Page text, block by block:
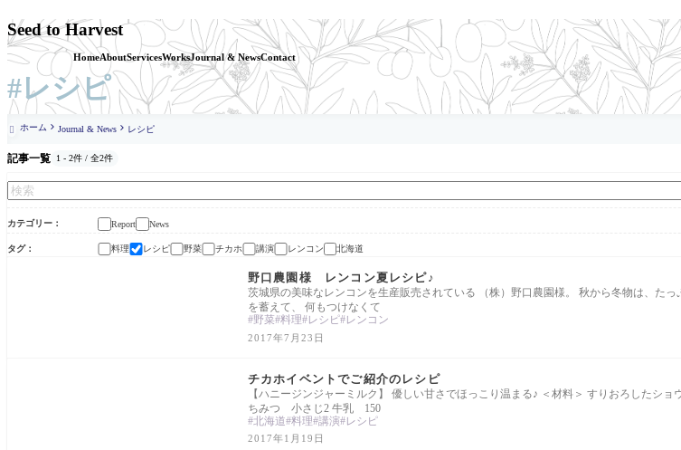
#レシピ
Seed to Harvest
HomeAboutServicesWorksJournal & NewsContact
 ホーム Journal & News レシピ
記事一覧 1 - 2件 / 全2件
カテゴリー Report News
タグ 料理 レシピ 野菜 チカホ 講演 レンコン 北海道
野口農園様 レンコン夏レシピ♪
茨城県の美味なレンコンを生産販売されている （株）野口農園様。 秋から冬物は、たっ
を蓄えて、 何もつけなくて
野菜 料理 レシピ レンコン
2017年7月23日
チカホイベントでご紹介のレシピ
【ハニージンジャーミルク】 優しい甘さでほっこり温まる♪ ＜材料＞ すりおろしたシ
ちみつ 小さじ2 牛乳 150
北海道 料理 講演 レシピ
2017年1月19日